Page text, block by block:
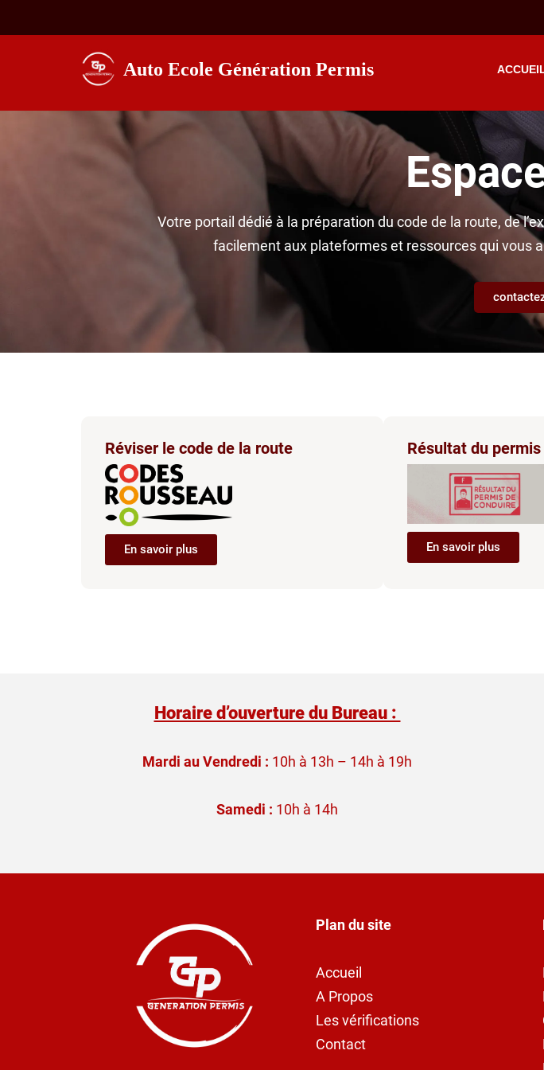
Auto Ecole Génération Permis
Votre portail dédié à la préparation du code de la route, de
facilement aux plateformes et ressources qui vous
Réviser le code de la route
En savoir plus
Résultat du permis
En savoir plus
Horaire d’ouverture du Bureau :
Mardi au Vendredi : 10h à 13h – 14h à 19h
Samedi : 10h à 14h
Plan du site
Accueil
A Propos
Les vérifications
Contact